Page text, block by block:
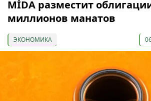
МİDA разместит
миллионов манатов
ЭКОНОМИКА